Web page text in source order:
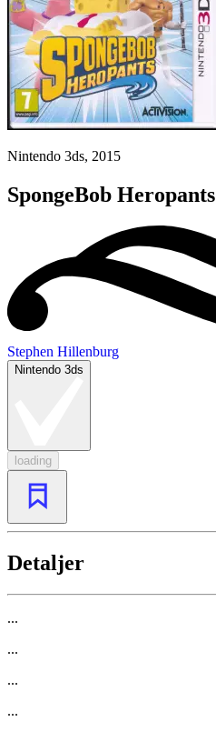
Nintendo 3ds, 2015
SpongeBob Heropants
Stephen Hillenburg
Nintendo 3ds
loading
Detaljer
...
...
...
...